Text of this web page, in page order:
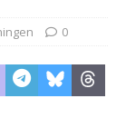
0